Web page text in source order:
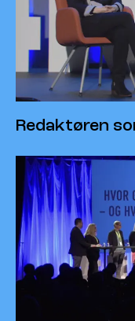
Redaktøren